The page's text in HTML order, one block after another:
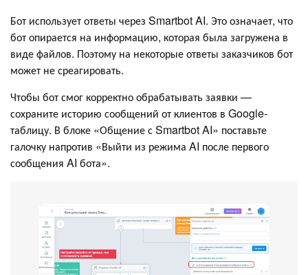
Бот использует ответы через Smartbot AI. Это означает, что
бот опирается на информацию, которая была загружена в
виде файлов. Поэтому на некоторые ответы заказчиков бот
может не среагировать.
Чтобы бот смог корректно обрабатывать заявки —
сохраните историю сообщений от клиентов в Google-
таблицу. В блоке «Общение с Smartbot AI» поставьте
галочку напротив «Выйти из режима AI после первого
сообщения AI бота».